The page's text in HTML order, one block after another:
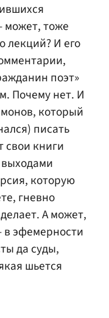
может, тоже
лекций? И его
поэт»
Почему нет. И
который
писать
свои книги
которую
гневно
А может,
в эфемерности
да суды,
шьется